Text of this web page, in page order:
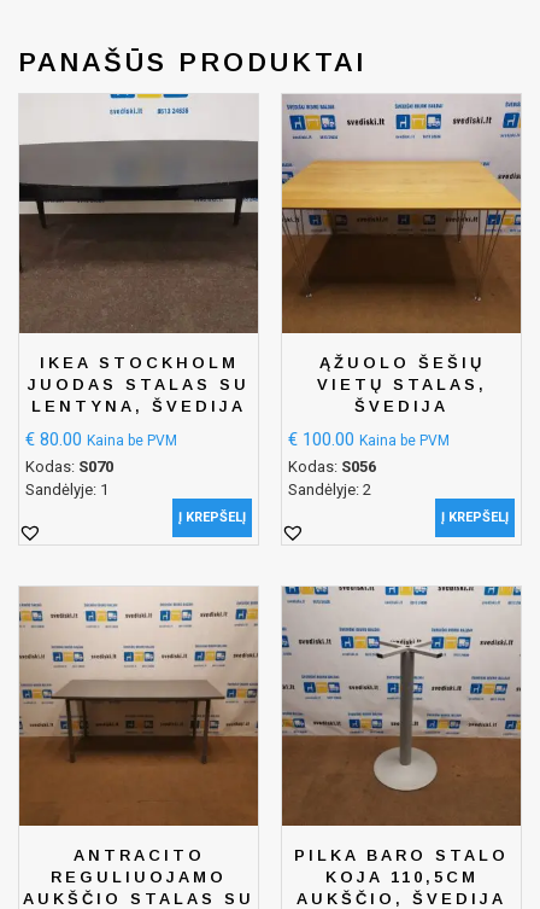
PANAŠŪS PRODUKTAI
IKEA STOCKHOLM
JUODAS STALAS SU
LENTYNA, ŠVEDIJA
€ 80.00 Kaina be PVM
Kodas: S070
Sandėlyje: 1
Į KREPŠELĮ
ĄŽUOLO ŠEŠIŲ
VIETŲ STALAS,
ŠVEDIJA
€ 100.00 Kaina be PVM
Kodas: S056
Sandėlyje: 2
Į KREPŠELĮ
ANTRACITO
REGULIUOJAMO
AUKŠČIO STALAS SU
PILKA BARO STALO
KOJA 110,5CM
AUKŠČIO, ŠVEDIJA